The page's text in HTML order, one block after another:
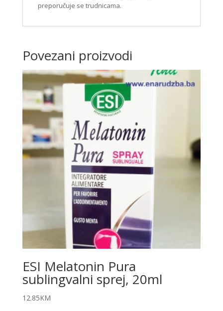
preporučuje se trudnicama.
Povezani proizvodi
ESI Melatonin Pura
sublingvalni sprej, 20ml
12.85KM